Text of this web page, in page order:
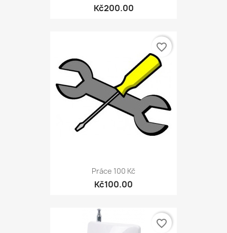
Kč200.00
Práce 100 Kč
Kč100.00
favorite_border
favorite_border